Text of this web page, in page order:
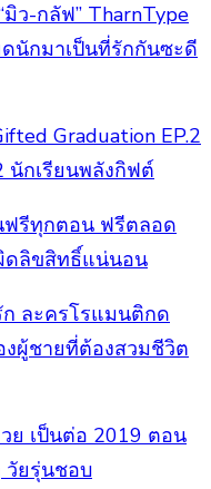
ว-กลัฟ” TharnType
ดนักมาเป็นที่รักกันซะดี
Graduation EP.2
นักเรียนพลังกิฟต์
ฟรีทุกตอน ฟรีตลอด
ดลิขสิทธิ์แน่นอน
ก ละครโรแมนติกด
งผู้ชายที่ต้องสวมชีวิต
ย เป็นต่อ 2019 ตอน
วัยรุ่นชอบ